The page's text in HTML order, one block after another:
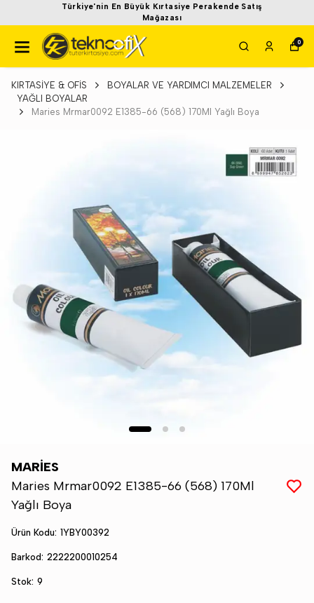
Türkiye'nin En Büyük Kırtasiye Perakende Satış
Mağazası
0
KIRTASİYE & OFİS
BOYALAR VE YARDIMCI MALZEMELER
YAĞLI BOYALAR
Maries Mrmar0092 E1385-66 (568) 170Ml Yağlı Boya
MARİES
Maries Mrmar0092 E1385-66 (568) 170Ml
Yağlı Boya
Ürün Kodu: 1YBY00392
Barkod: 2222200010254
Stok: 9